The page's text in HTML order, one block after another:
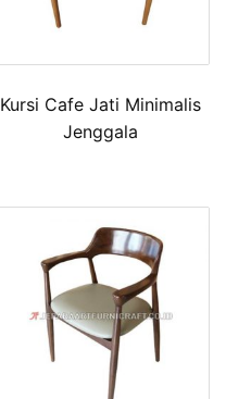
Kursi Cafe Jati Minimalis
Jenggala